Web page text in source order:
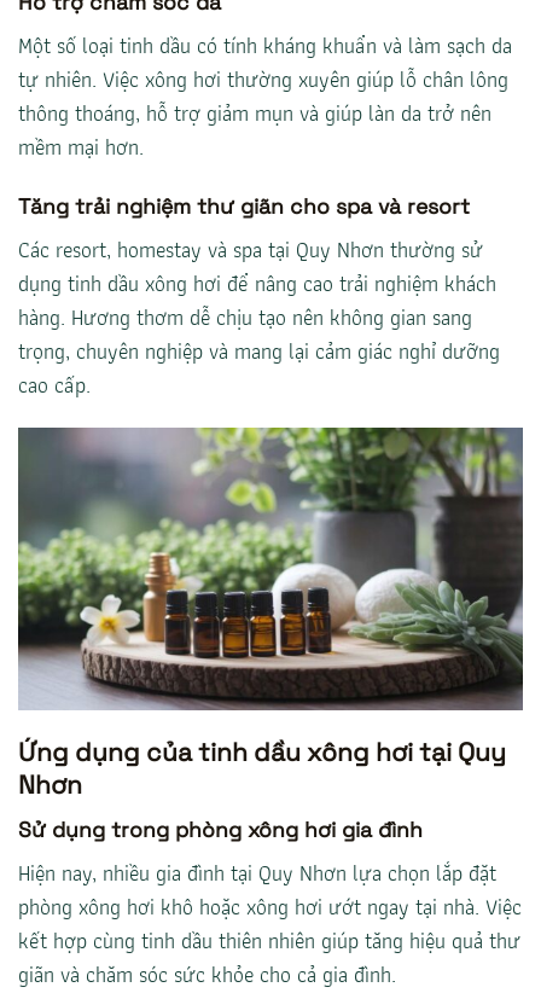
Một số loại tinh dầu có tính kháng khuẩn và làm sạch da
tự nhiên. Việc xông hơi thường xuyên giúp lỗ chân lông
thông thoáng, hỗ trợ giảm mụn và giúp làn da trở nên
mềm mại hơn.
Tăng trải nghiệm thư giãn cho spa và resort
Các resort, homestay và spa tại Quy Nhơn thường sử
dụng tinh dầu xông hơi để nâng cao trải nghiệm khách
hàng. Hương thơm dễ chịu tạo nên không gian sang
trọng, chuyên nghiệp và mang lại cảm giác nghỉ dưỡng
cao cấp.
Ứng dụng của tinh dầu xông hơi tại Quy
Nhơn
Sử dụng trong phòng xông hơi gia đình
Hiện nay, nhiều gia đình tại Quy Nhơn lựa chọn lắp đặt
phòng xông hơi khô hoặc xông hơi ướt ngay tại nhà. Việc
kết hợp cùng tinh dầu thiên nhiên giúp tăng hiệu quả thư
giãn và chăm sóc sức khỏe cho cả gia đình.